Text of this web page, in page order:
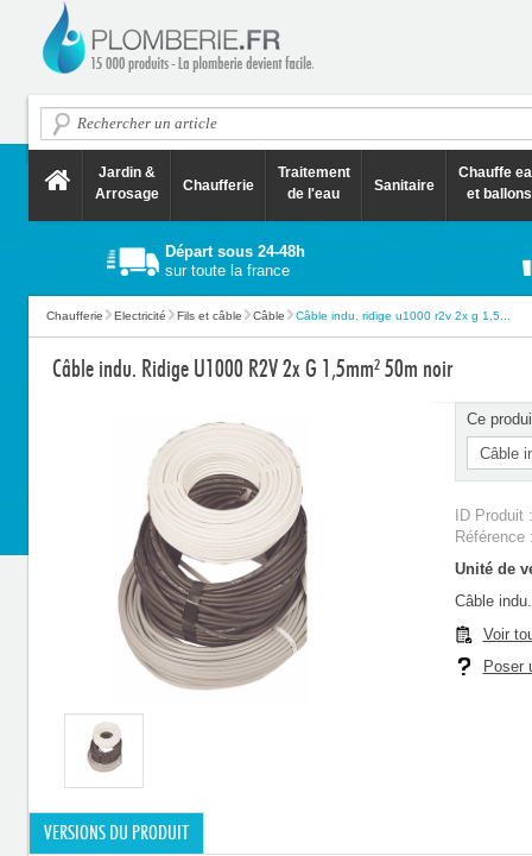
Jardin &
Arrosage
Chaufferie
Traitement
de l'eau
Sanitaire
Chauffe
et ballons
Départ sous 24-48h
sur toute la france
Chaufferie Electricité Fils et câble Câble Câble indu. ridige u1000 r2v 2x g 1,5...
Câble indu. Ridige U1000 R2V 2x G 1,5mm² 50m noir
Ce
ID Produit
Unité de
Câble
Voir
Poser
VERSIONS DU PRODUIT